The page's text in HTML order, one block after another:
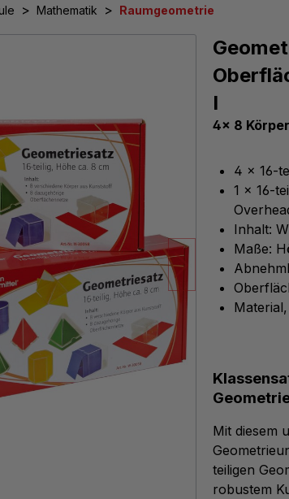
> Mathematik > Raumgeometrie
I
4x 8
4 x 16-
1 x 16-
Inhalt:
Maße:
Mit diesem
teiligen
robustem